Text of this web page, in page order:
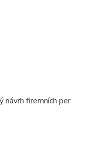
návrh firemních per